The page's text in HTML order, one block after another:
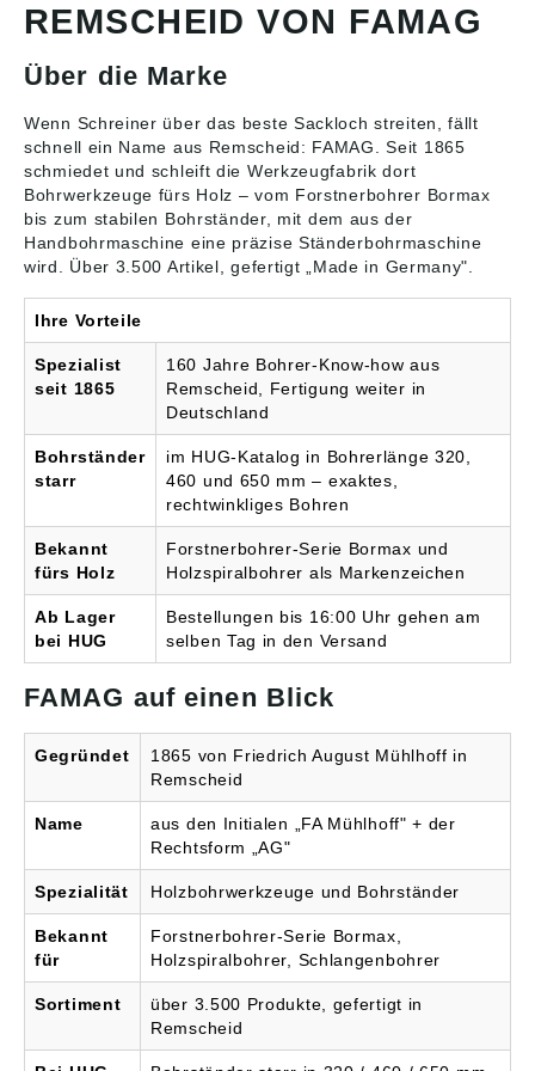
dnung ((EU) 2023/998):
Famag Werkzeugfabrik
Str. 29, 42855
info@famag.com
REMSCHEID VON FAMAG
Über die Marke
Wenn Schreiner über das beste Sackloch streiten, fällt
schnell ein Name aus Remscheid: FAMAG. Seit 1865
schmiedet und schleift die Werkzeugfabrik dort
Bohrwerkzeuge fürs Holz – vom Forstnerbohrer Bormax
bis zum stabilen Bohrständer, mit dem aus der
Handbohrmaschine eine präzise Ständerbohrmaschine
wird. Über 3.500 Artikel, gefertigt „Made in Germany".
Ihre Vorteile
Spezialist
seit 1865
160 Jahre Bohrer-Know-how aus
Remscheid, Fertigung weiter in
Deutschland
Bohrständer
starr
im HUG-Katalog in Bohrerlänge 320,
460 und 650 mm – exaktes,
rechtwinkliges Bohren
Bekannt
fürs Holz
Forstnerbohrer-Serie Bormax und
Holzspiralbohrer als Markenzeichen
Ab Lager
bei HUG
Bestellungen bis 16:00 Uhr gehen am
selben Tag in den Versand
FAMAG auf einen Blick
Gegründet
1865 von Friedrich August Mühlhoff in
Remscheid
Name
aus den Initialen „FA Mühlhoff" + der
Rechtsform „AG"
Spezialität Holzbohrwerkzeuge und Bohrständer
Bekannt
für
Forstnerbohrer-Serie Bormax,
Holzspiralbohrer, Schlangenbohrer
Sortiment
über 3.500 Produkte, gefertigt in
Remscheid